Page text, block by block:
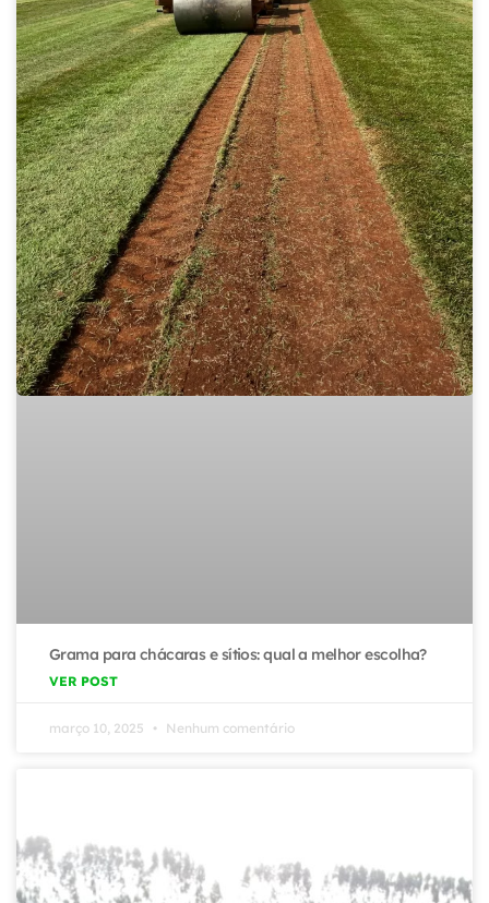
Grama para chácaras e sítios: qual a melhor escolha?
VER POST
março 10, 2025 Nenhum comentário